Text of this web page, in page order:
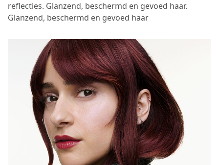
reflecties. Glanzend, beschermd en gevoed haar.
Glanzend, beschermd en gevoed haar